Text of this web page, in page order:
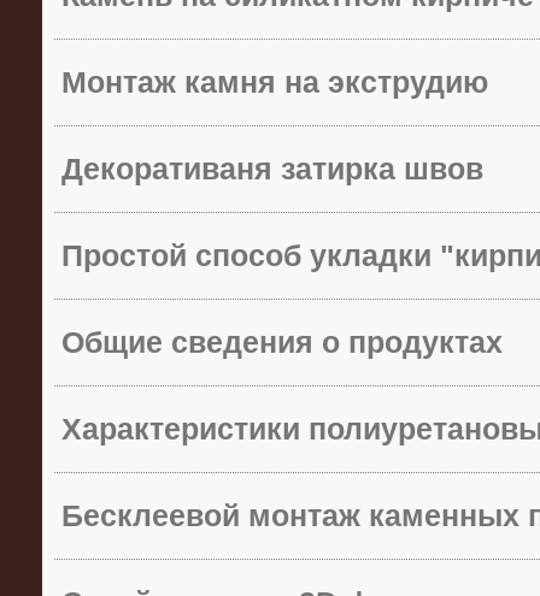
Монтаж камня на экструдию
Декоративаня затирка швов
Простой способ укладки
Общие сведения о продуктах
Характеристики
Бесклеевой монтаж каменных